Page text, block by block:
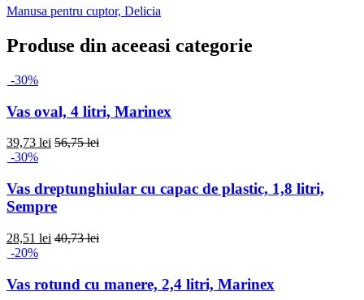
Manusa pentru cuptor, Delicia
Produse din aceeasi categorie
-30%
Vas oval, 4 litri, Marinex
39,73 lei 56,75 lei
-30%
Vas dreptunghiular cu capac de plastic, 1,8 litri,
Sempre
28,51 lei 40,73 lei
-20%
Vas rotund cu manere, 2,4 litri, Marinex